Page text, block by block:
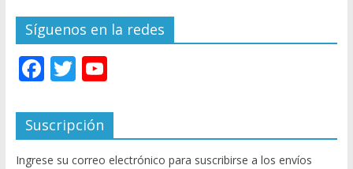
Síguenos en la redes
F
e
b
T
itt
er
Y
u
T
Suscripción
Ingrese su correo electrónico para suscribirse a los envíos